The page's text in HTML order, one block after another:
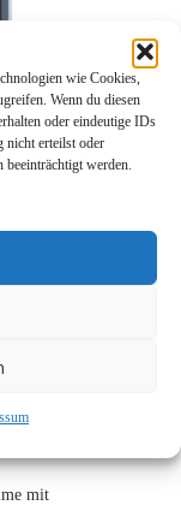
wie Cookies,
Wenn du diesen
oder eindeutige IDs
nicht erteilst oder
werden.
mit 256
schwierige Vorlagen
mit